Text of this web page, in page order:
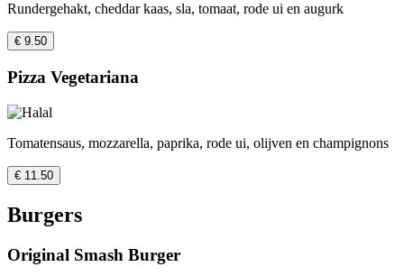
Rundergehakt, cheddar kaas, sla, tomaat, rode ui en augurk
€ 9.50
Pizza Vegetariana
Tomatensaus, mozzarella, paprika, rode ui, olijven en champignons
€ 11.50
Burgers
Original Smash Burger